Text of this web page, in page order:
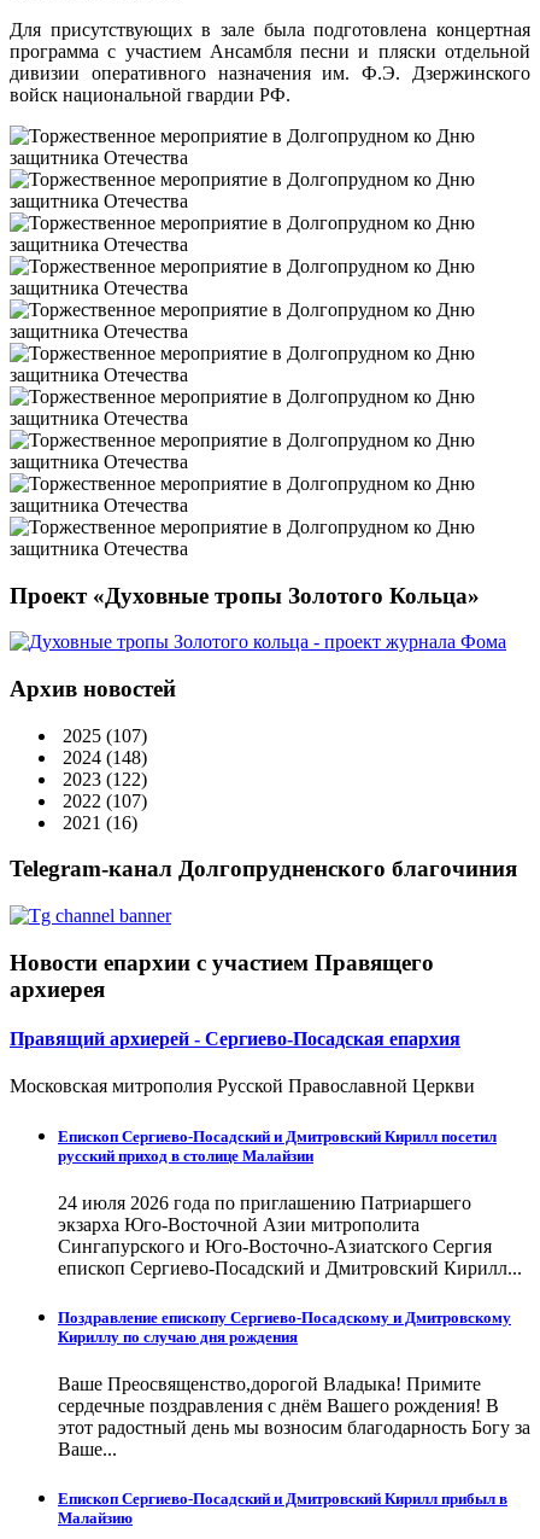
Для присутствующих в зале была подготовлена концертная
программа с участием Ансамбля песни и пляски отдельной
дивизии оперативного назначения им. Ф.Э. Дзержинского
войск национальной гвардии РФ.
Проект «Духовные тропы Золотого Кольца»
Архив новостей
2025 (107)
2024 (148)
2023 (122)
2022 (107)
2021 (16)
Telegram-канал Долгопрудненского благочиния
Новости епархии с участием Правящего
архиерея
Правящий архиерей - Сергиево-Посадская епархия
Московская митрополия Русской Православной Церкви
Епископ Сергиево-Посадский и Дмитровский Кирилл посетил
русский приход в столице Малайзии
24 июля 2026 года по приглашению Патриаршего
экзарха Юго-Восточной Азии митрополита
Сингапурского и Юго-Восточно-Азиатского Сергия
епископ Сергиево-Посадский и Дмитровский Кирилл...
Поздравление епископу Сергиево-Посадскому и Дмитровскому
Кириллу по случаю дня рождения
Ваше Преосвященство,дорогой Владыка! Примите
сердечные поздравления с днём Вашего рождения! В
этот радостный день мы возносим благодарность Богу за
Ваше...
Епископ Сергиево-Посадский и Дмитровский Кирилл прибыл в
Малайзию